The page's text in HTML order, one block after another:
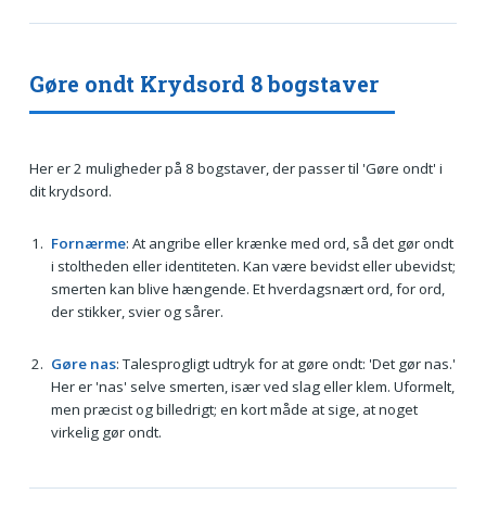
Gøre ondt Krydsord 8 bogstaver
Her er 2 muligheder på 8 bogstaver, der passer til 'Gøre ondt' i
dit krydsord.
Fornærme: At angribe eller krænke med ord, så det gør ondt
i stoltheden eller identiteten. Kan være bevidst eller ubevidst;
smerten kan blive hængende. Et hverdagsnært ord, for ord,
der stikker, svier og sårer.
Gøre nas: Talesprogligt udtryk for at gøre ondt: 'Det gør nas.'
Her er 'nas' selve smerten, især ved slag eller klem. Uformelt,
men præcist og billedrigt; en kort måde at sige, at noget
virkelig gør ondt.